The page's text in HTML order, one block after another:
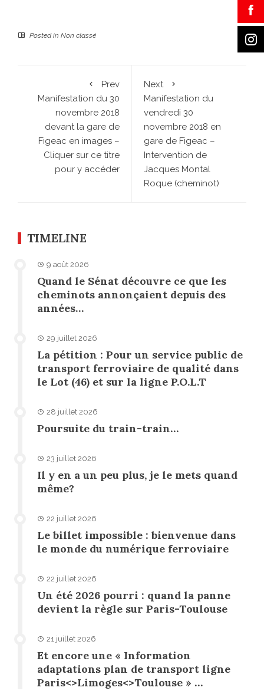
Posted in Non classé
Prev
Manifestation du 30
novembre 2018
devant la gare de
Figeac en images –
Cliquer sur ce titre
pour y accéder
Next
Manifestation du
vendredi 30
novembre 2018 en
gare de Figeac –
Intervention de
Jacques Montal
Roque (cheminot)
TIMELINE
9 août 2026
Quand le Sénat découvre ce que les
cheminots annonçaient depuis des
années…
29 juillet 2026
La pétition : Pour un service public de
transport ferroviaire de qualité dans
le Lot (46) et sur la ligne P.O.L.T
28 juillet 2026
Poursuite du train-train…
23 juillet 2026
Il y en a un peu plus, je le mets quand
même?
22 juillet 2026
Le billet impossible : bienvenue dans
le monde du numérique ferroviaire
22 juillet 2026
Un été 2026 pourri : quand la panne
devient la règle sur Paris-Toulouse
21 juillet 2026
Et encore une « Information
adaptations plan de transport ligne
Paris<>Limoges<>Toulouse » …